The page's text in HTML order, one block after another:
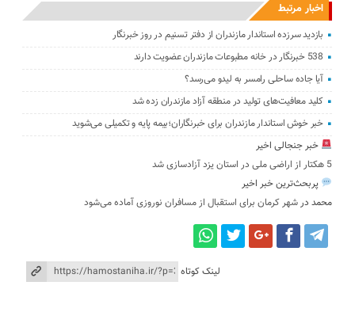
اخبار مرتبط
بازدید سرزده ‌استاندار مازندران از دفتر تسنیم ‌در روز خبرنگار
538 خبرنگار در خانه مطبوعات مازندران عضویت دارند
آیا جاده ساحلی رامسر به لیدو می‌رسد؟
کلید معافیت‌های تولید در منطقه آزاد مازندران زده شد
خبر خوش استاندار مازندران برای خبرنگاران؛‌بیمه پایه و ‌تکمیلی می‌شوید
خبر جنجالی اخیر
5 هکتار از اراضی ملی در استان یز‌د آزادسازی شد
پربحث‌ترین خبر اخیر
محمد درشهر کرمان برای استقبال از مسافران نوروزی آماده می‌شود
لینک کوتاه